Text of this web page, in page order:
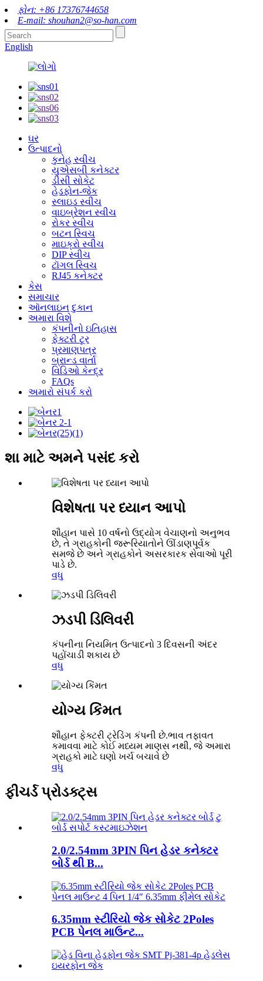
ફોન: +86 17376744658
E-mail: shouhan2@so-han.com
English
ઘર
ઉત્પાદનો
કુનેહ સ્વીચ
યુએસબી કનેક્ટર
ડીસી સોકેટ
હેડફોન-જેક
સ્લાઇડ સ્વીચ
વાઇબ્રેશન સ્વીચ
રોકર સ્વીચ
બટન સ્વિચ
માઇક્રો સ્વીચ
DIP સ્વીચ
ટૉગલ સ્વિચ
RJ45 કનેક્ટર
કેસ
સમાચાર
ઑનલાઇન દુકાન
અમારા વિશે
કંપનીનો ઇતિહાસ
ફેક્ટરી ટૂર
પ્રમાણપત્ર
બ્રાન્ડ વાર્તા
વિડિઓ કેન્દ્ર
FAQs
અમારો સંપર્ક કરો
શા માટે અમને પસંદ કરો
વિશેષતા પર ધ્યાન આપો
શૌહાન પાસે 10 વર્ષનો ઉદ્યોગ વેચાણનો અનુભવ
છે, તે ગ્રાહકોની જરૂરિયાતોને ઊંડાણપૂર્વક
સમજે છે અને ગ્રાહકોને અસરકારક સેવાઓ પૂરી
પાડે છે.
વધુ
ઝડપી ડિલિવરી
કંપનીના નિયમિત ઉત્પાદનો 3 દિવસની અંદર
પહોંચાડી શકાય છે
વધુ
યોગ્ય કિંમત
શૌહાન ફેક્ટરી ટ્રેડિંગ કંપની છે.ભાવ તફાવત
કમાવવા માટે કોઈ મધ્યમ માણસ નથી, જે અમારા
ગ્રાહકો માટે ઘણો ખર્ચ બચાવે છે
વધુ
ફીચર્ડ પ્રોડક્ટ્સ
2.0/2.54mm 3PIN પિન હેડર કનેક્ટર
બોર્ડ થી B...
6.35mm સ્ટીરિયો જેક સોકેટ 2Poles
PCB પેનલ માઉન્ટ...